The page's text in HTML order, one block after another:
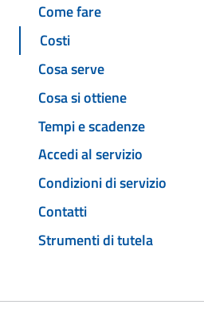
Come fare
Costi
Cosa serve
Cosa si ottiene
Tempi e scadenze
Accedi al servizio
Condizioni di servizio
Contatti
Strumenti di tutela